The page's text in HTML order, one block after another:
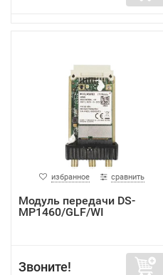
избранное сравнить
Модуль передачи DS-
MP1460/GLF/WI
Звоните!